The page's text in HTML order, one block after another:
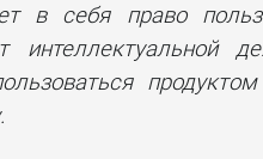
в себя право
интеллектуальной
продуктом